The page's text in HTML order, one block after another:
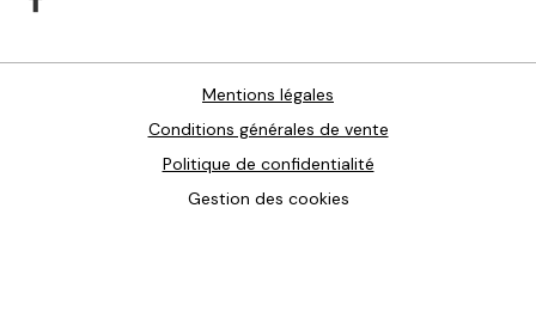
Mentions légales
Conditions générales de vente
Politique de confidentialité
Gestion des cookies